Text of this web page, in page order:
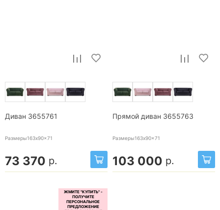
Диван 3655761
Размеры163x90x71
73 370 р.
Прямой диван 3655763
Размеры163x90x71
103 000 р.